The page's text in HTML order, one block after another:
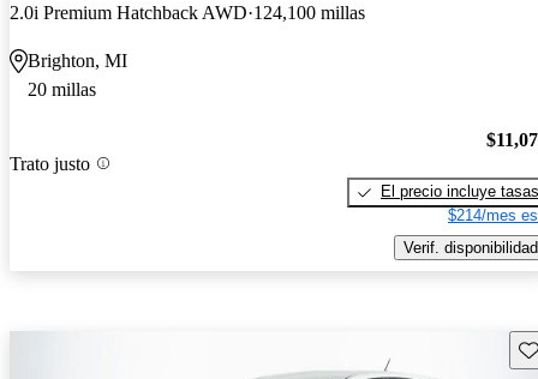
2.0i Premium Hatchback AWD 124,100 millas
Brighton, MI
20 millas
Trato justo
El precio incluye tasas
$214/mes
Verif. disponibilidad